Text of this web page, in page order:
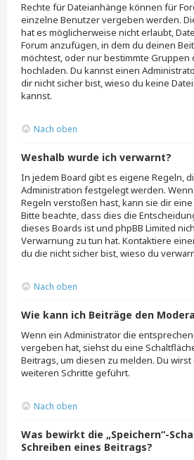
Rechte für Dateianhänge können für
einzelne Benutzer vergeben werden.
hat es möglicherweise nicht erlaubt,
Forum anzufügen, in dem du deinen
möchtest, oder nur bestimmte Gruppen
hochladen. Du kannst einen
dir nicht sicher bist, wieso du keine
kannst.
Nach oben
Weshalb wurde ich verwarnt?
In jedem Board gibt es eigene Regeln,
Administration festgelegt werden.
Regeln verstoßen hast, kann sie dir
Bitte beachte, dass dies die
dieses Boards ist und phpBB Limited
Verwarnung zu tun hat. Kontaktiere
du die nicht sicher bist, wieso du
Nach oben
Wie kann ich Beiträge den
Wenn ein Administrator die
vergeben hat, siehst du eine
Beitrags, um diesen zu melden. Du
weiteren Schritte geführt.
Nach oben
Was bewirkt die „Speichern“-
Schreiben eines Beitrags?